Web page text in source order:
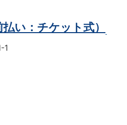
い：チケット式）
1